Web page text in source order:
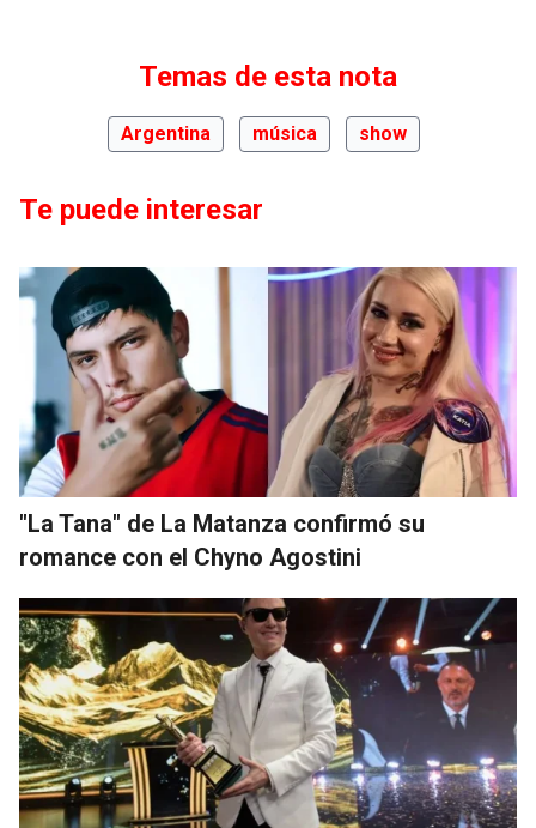
Temas de esta nota
Argentina música show
Te puede interesar
"La Tana" de La Matanza confirmó su
romance con el Chyno Agostini